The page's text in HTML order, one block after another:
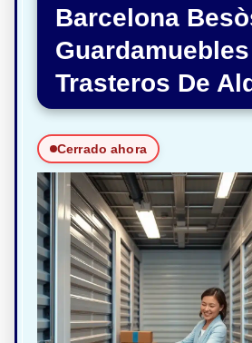
Barcelona
Guardamuebles
Trasteros De
Cerrado ahora